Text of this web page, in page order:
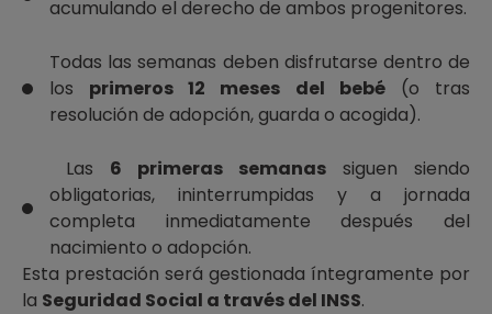
acumulando el derecho de ambos progenitores.
Todas las semanas deben disfrutarse dentro de
los primeros 12 meses del bebé(o tras
resolución de adopción, guarda o acogida).
Las 6 primeras semanas siguen siendo
obligatorias, ininterrumpidas y a jornada
completa inmediatamente después del
nacimiento o adopción.
Esta prestación será gestionada íntegramente por
la Seguridad Social a través del INSS.